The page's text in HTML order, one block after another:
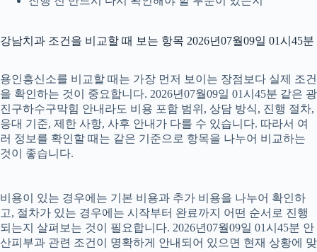
강남치과 조건을 비교할 때 보는 항목 2026년07월09일 01시45분
용인흥신소를 비교할 때는 가장 먼저 보이는 장점보다 실제 조건
을 확인하는 것이 중요합니다. 2026년07월09일 01시45분 같은 광
진구하수구막힘 안내라도 비용 포함 범위, 상담 방식, 진행 절차,
응대 기준, 제한 사항, 사후 안내가 다를 수 있습니다. 따라서 여
러 정보를 확인할 때는 같은 기준으로 항목을 나누어 비교하는
것이 좋습니다.
비용이 있는 경우에는 기본 비용과 추가 비용을 나누어 확인하
고, 절차가 있는 경우에는 시작부터 완료까지 어떤 순서로 진행
되는지 살펴보는 것이 필요합니다. 2026년07월09일 01시45분 안
산피부과 관련 조건이 명확하게 안내되어 있으면 현재 상황에 맞